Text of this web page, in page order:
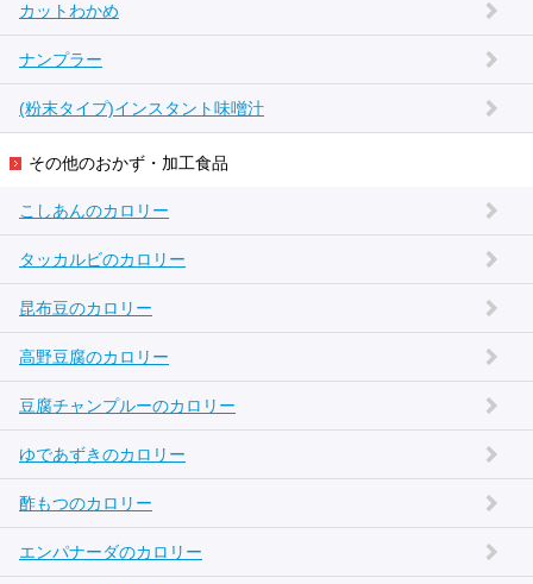
カットわかめ
ナンプラー
(粉末タイプ)インスタント味噌汁
その他のおかず・加工食品
こしあんのカロリー
タッカルビのカロリー
昆布豆のカロリー
高野豆腐のカロリー
豆腐チャンプルーのカロリー
ゆであずきのカロリー
酢もつのカロリー
エンパナーダのカロリー